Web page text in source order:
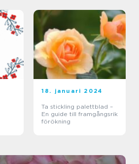
18. januari 2024
Ta stickling palettblad –
En guide till framgångsrik
förökning